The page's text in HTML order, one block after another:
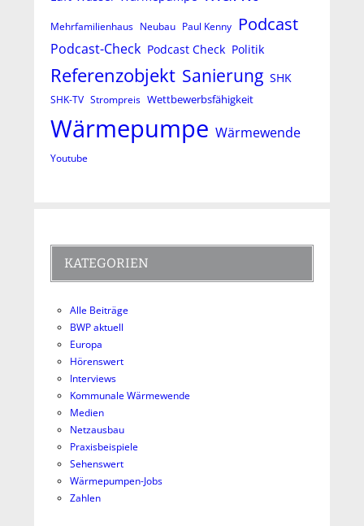
Mehrfamilienhaus Neubau Paul Kenny Podcast
Podcast-Check Podcast Check Politik
Referenzobjekt Sanierung SHK
SHK-TV Strompreis Wettbewerbsfähigkeit
Wärmepumpe Wärmewende
Youtube
KATEGORIEN
Alle Beiträge
BWP aktuell
Europa
Hörenswert
Interviews
Kommunale Wärmewende
Medien
Netzausbau
Praxisbeispiele
Sehenswert
Wärmepumpen-Jobs
Zahlen